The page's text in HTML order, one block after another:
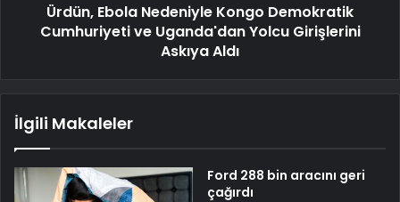
Ürdün, Ebola Nedeniyle Kongo Demokratik
Cumhuriyeti ve Uganda'dan Yolcu Girişlerini
Askıya Aldı
İlgili Makaleler
Ford 288 bin aracını geri
çağırdı